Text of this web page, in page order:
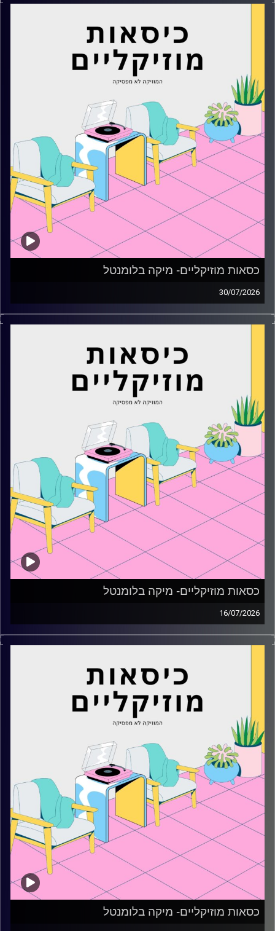
כסאות מוזיקליים- מיקה בלומנטל
30/07/2026
כסאות מוזיקליים עם מיקה בלומנטל
כסאות מוזיקליים- מיקה בלומנטל
16/07/2026
כסאות מוזיקליים עם מיקה בלומנטל
כסאות מוזיקליים- מיקה בלומנטל